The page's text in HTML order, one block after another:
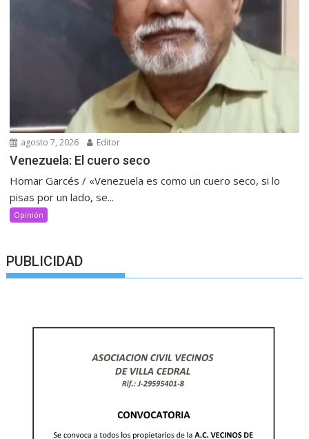
agosto 7, 2026 Editor
Venezuela: El cuero seco
Homar Garcés / «Venezuela es como un cuero seco, si lo
pisas por un lado, se...
Opinión
PUBLICIDAD